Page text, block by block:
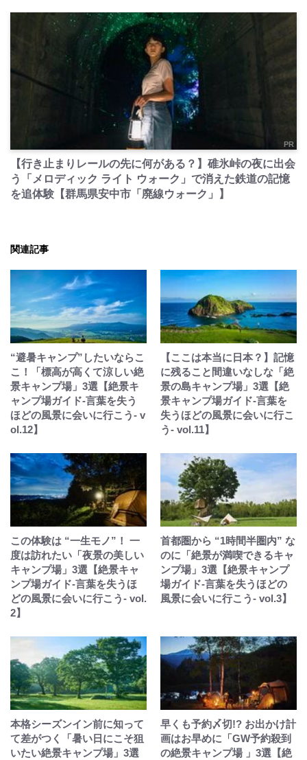
PR
【行き止まりレールの先に何がある？】碓氷峠の夜に出会
う「メロディック ライト ウォーク」で消えた鉄道の記憶
を追体験【群馬県安中市「廃線ウォーク」】
関連記事
“避暑キャンプ”したいならこ
こ！「標高が高くて涼しい絶
景キャンプ場」3選【絶景キ
ャンプ場ガイド-言葉を失う
ほどの風景に会いに行こう- v
ol.12】
【ここは本当に日本？】記憶
に残ること間違いなしな「絶
景の島キャンプ場」3選【絶
景キャンプ場ガイド-言葉を
失うほどの風景に会いに行こ
う- vol.11】
この体験は “一生モノ”！ 一
度は訪れたい「夜景の美しい
キャンプ場」3選【絶景キャ
ンプ場ガイド-言葉を失うほ
どの風景に会いに行こう- vol.
2】
首都圏から “1時間半圏内” な
のに「絶景が満喫できるキャ
ンプ場」3選【絶景キャンプ
場ガイド-言葉を失うほどの
風景に会いに行こう- vol.3】
本格シーズンイン前に知って
て差がつく「暑い日にこそ狙
いたい絶景キャンプ場」3選
早くも予約〆切!? お出かけ計
画はお早めに「GW予約殺到
の絶景キャンプ場 」3選【絶